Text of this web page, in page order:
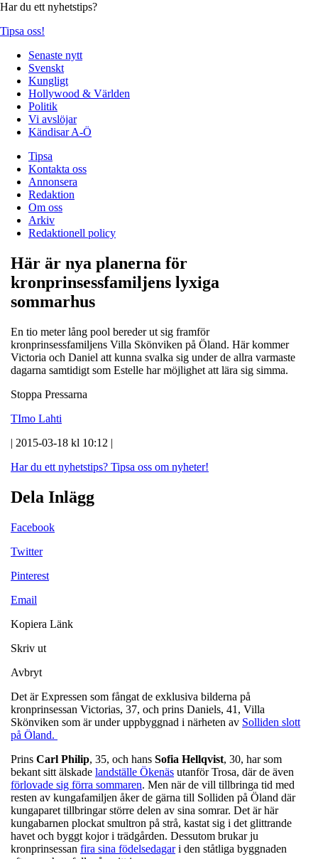
Har du ett nyhetstips?
Tipsa oss!
Senaste nytt
Svenskt
Kungligt
Hollywood & Världen
Politik
Vi avslöjar
Kändisar A-Ö
Tipsa
Kontakta oss
Annonsera
Redaktion
Om oss
Arkiv
Redaktionell policy
Här är nya planerna för
kronprinsessfamiljens lyxiga
sommarhus
En tio meter lång pool bereder ut sig framför
kronprinsessfamiljens Villa Skönviken på Öland. Här kommer
Victoria och Daniel att kunna svalka sig under de allra varmaste
dagarna samtidigt som Estelle har möjlighet att lära sig simma.
Stoppa Pressarna
TImo Lahti
| 2015-03-18 kl 10:12 |
Har du ett nyhetstips? Tipsa oss om nyheter!
Dela Inlägg
Facebook
Twitter
Pinterest
Email
Kopiera Länk
Skriv ut
Avbryt
Det är Expressen som fångat de exklusiva bilderna på
kronprinsessan Victorias, 37, och prins Daniels, 41, Villa
Skönviken som är under uppbyggnad i närheten av Solliden slott
på Öland.
Prins Carl Philip, 35, och hans Sofia Hellqvist, 30, har som
bekant sitt älskade landställe Ökenäs utanför Trosa, där de även
förlovade sig förra sommaren. Men när de vill tillbringa tid med
resten av kungafamiljen åker de gärna till Solliden på Öland där
kungaparet tillbringar större delen av sina somrar. Det är här
kungabarnen plockat smultron på strå, kastat sig i det glittrande
havet och byggt kojor i trädgården. Dessutom brukar ju
kronprinsessan fira sina födelsedagari den ståtliga byggnaden